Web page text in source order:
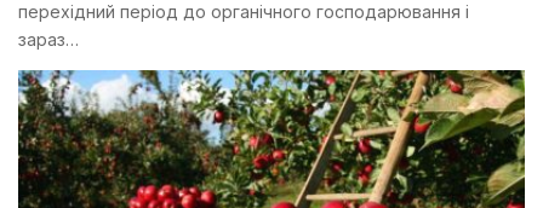
перехідний період до органічного господарювання і
зараз…